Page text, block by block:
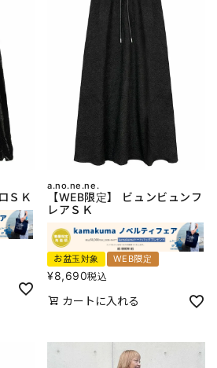
ＳＫ
a.no.ne.ne.
【WEB限定】 ビュンビュンフ
レアＳＫ
お盆玉対象 WEB限定
¥8,690税込
カートに入れる